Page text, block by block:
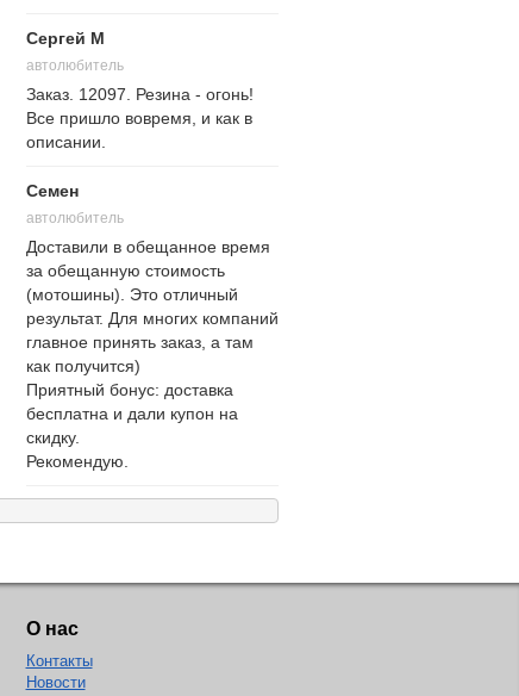
Сергей М
автолюбитель
Заказ. 12097. Резина - огонь!
Все пришло вовремя, и как в
описании.
Семен
автолюбитель
Доставили в обещанное время
за обещанную стоимость
(мотошины). Это отличный
результат. Для многих компаний
главное принять заказ, а там
как получится)
Приятный бонус: доставка
бесплатна и дали купон на
скидку.
Рекомендую.
О нас
Контакты
Новости